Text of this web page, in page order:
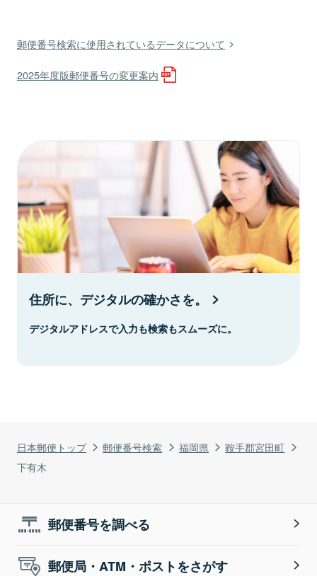
日本郵便トップ 郵便番号検索 福岡県
鞍手郡宮田町
下有木
郵便番号検索に使用されているデータについて
2025年度版郵便番号の変更案内
住所に、デジタルの確かさを。
デジタルアドレスで入力も検索もスムーズに。
郵便番号を調べる
郵便局・ATM・ポストをさがす